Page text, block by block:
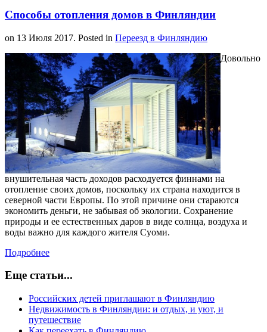
Способы отопления домов в Финляндии
on 13 Июля 2017. Posted in Переезд в Финляндию
Довольно
внушительная часть доходов расходуется финнами на
отопление своих домов, поскольку их страна находится в
северной части Европы. По этой причине они стараются
экономить деньги, не забывая об экологии. Сохранение
природы и ее естественных даров в виде солнца, воздуха и
воды важно для каждого жителя Суоми.
Подробнее
Еще статьи...
Российских детей приглашают в Финляндию
Недвижимость в Финляндии: и отдых, и уют, и
путешествие